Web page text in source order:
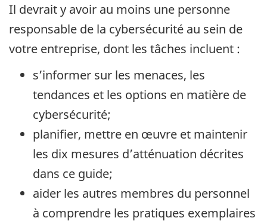
Il devrait y avoir au moins une personne
responsable de la cybersécurité au sein de
votre entreprise, dont les tâches incluent :
s’informer sur les menaces, les
tendances et les options en matière de
cybersécurité;
planifier, mettre en œuvre et maintenir
les dix mesures d’atténuation décrites
dans ce guide;
aider les autres membres du personnel
à comprendre les pratiques exemplaires